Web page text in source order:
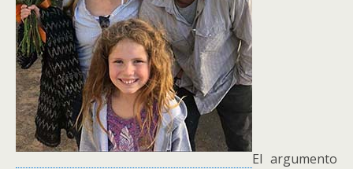
El argumento